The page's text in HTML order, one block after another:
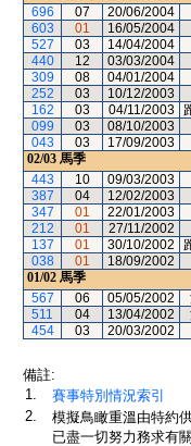
696
07 20/06/2004
603
01 16/05/2004
527
03 14/04/2004
440
12 03/03/2004
309
08 04/01/2004
252
03 10/12/2003
162
03 04/11/2003
099
03 08/10/2003
043
03 17/09/2003
02/03 馬季
443
10 09/03/2003
387
04 12/02/2003
347
01 22/01/2003
212
01 27/11/2002
137
01 30/10/2002
038
01 18/09/2002
01/02 馬季
567
06 05/05/2002
511
04 13/04/2002
454
03 20/03/2002
備註:
1.
賽事特別情況索引
2.
模擬鳥瞰重溫由特約
已盡一切努力務求有